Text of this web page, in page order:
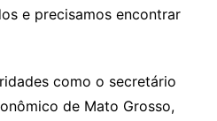
e precisamos encontrar
como o secretário
de Mato Grosso,